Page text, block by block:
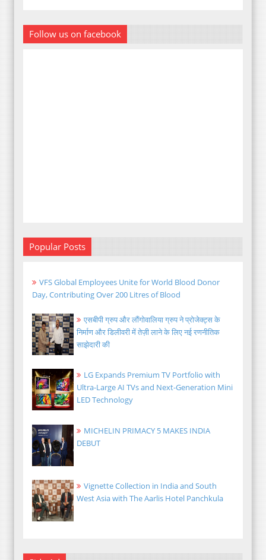
Follow us on facebook
Popular Posts
VFS Global Employees Unite for World Blood Donor
Day, Contributing Over 200 Litres of Blood
एसबीपी ग्रुप और लौंगोवालिया ग्रुप ने प्रोजेक्ट्स के
निर्माण और डिलीवरी में तेज़ी लाने के लिए नई रणनीतिक
साझेदारी की
LG Expands Premium TV Portfolio with
Ultra-Large AI TVs and Next-Generation Mini
LED Technology
MICHELIN PRIMACY 5 MAKES INDIA
DEBUT
Vignette Collection in India and South
West Asia with The Aarlis Hotel Panchkula